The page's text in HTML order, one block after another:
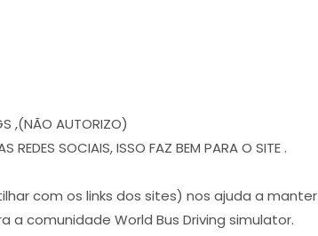
,(NÃO AUTORIZO)
REDES SOCIAIS, ISSO FAZ BEM PARA O SITE .
com os links dos sites) nos ajuda a manter
comunidade World Bus Driving simulator.